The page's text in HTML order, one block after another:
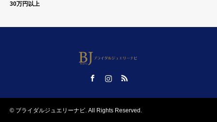
30万円以上
© ブライダルジュエリーナビ. All Rights Reserved.